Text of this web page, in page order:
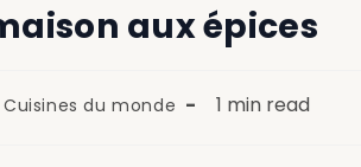
aux épices
Cuisines du monde 1 min read